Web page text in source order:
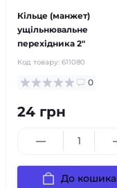
Кільце (манжет)
ущільнювальне
перехідника 2"
Код товару: 611080
0
24 грн
До кошика